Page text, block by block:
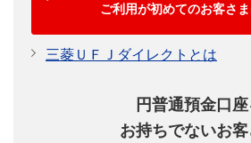
ご利用が初めてのお客さ
三菱ＵＦＪダイレクトとは
円普通預金口
お持ちでないお客